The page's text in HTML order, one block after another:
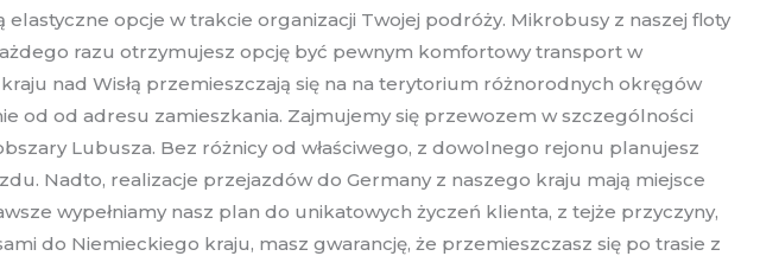
opcje w trakcie organizacji Twojej podróży. Mikrobusy z naszej floty
razu otrzymujesz opcję być pewnym komfortowy transport w
nad Wisłą przemieszczają się na na terytorium różnorodnych okręgów
od od adresu zamieszkania. Zajmujemy się przewozem w szczególności
Lubusza. Bez różnicy od właściwego, z dowolnego rejonu planujesz
Nadto, realizacje przejazdów do Germany z naszego kraju mają miejsce
wypełniamy nasz plan do unikatowych życzeń klienta, z tejże przyczyny,
do Niemieckiego kraju, masz gwarancję, że przemieszczasz się po trasie z